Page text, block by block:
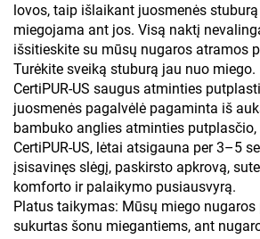
lovos, taip išlaikant juosmenės
miegojama ant jos. Visą naktį
išsitieskite su mūsų nugaros atramos
Turėkite sveiką stuburą jau nuo miego.
CertiPUR-US saugus atminties
juosmenės pagalvėlė pagaminta iš
bambuko anglies atminties
CertiPUR-US, lėtai atsigauna per 3–5
įsisavinęs slėgį, paskirsto apkrovą,
komforto ir palaikymo pusiausvyrą.
Platus taikymas: Mūsų miego nugaros
sukurtas šonu miegantiems, ant